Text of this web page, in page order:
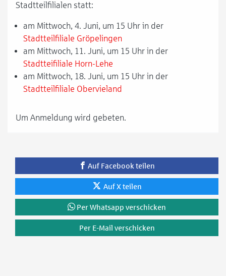
Stadtteilfilialen statt:
am Mittwoch, 4. Juni, um 15 Uhr in der
Stadtteilfiliale Gröpelingen
am Mittwoch, 11. Juni, um 15 Uhr in der
Stadtteifiliale Horn-Lehe
am Mittwoch, 18. Juni, um 15 Uhr in der
Stadtteilfiliale Obervieland
Um Anmeldung wird gebeten.
Auf Facebook teilen
Auf X teilen
Per Whatsapp verschicken
Per E-Mail verschicken